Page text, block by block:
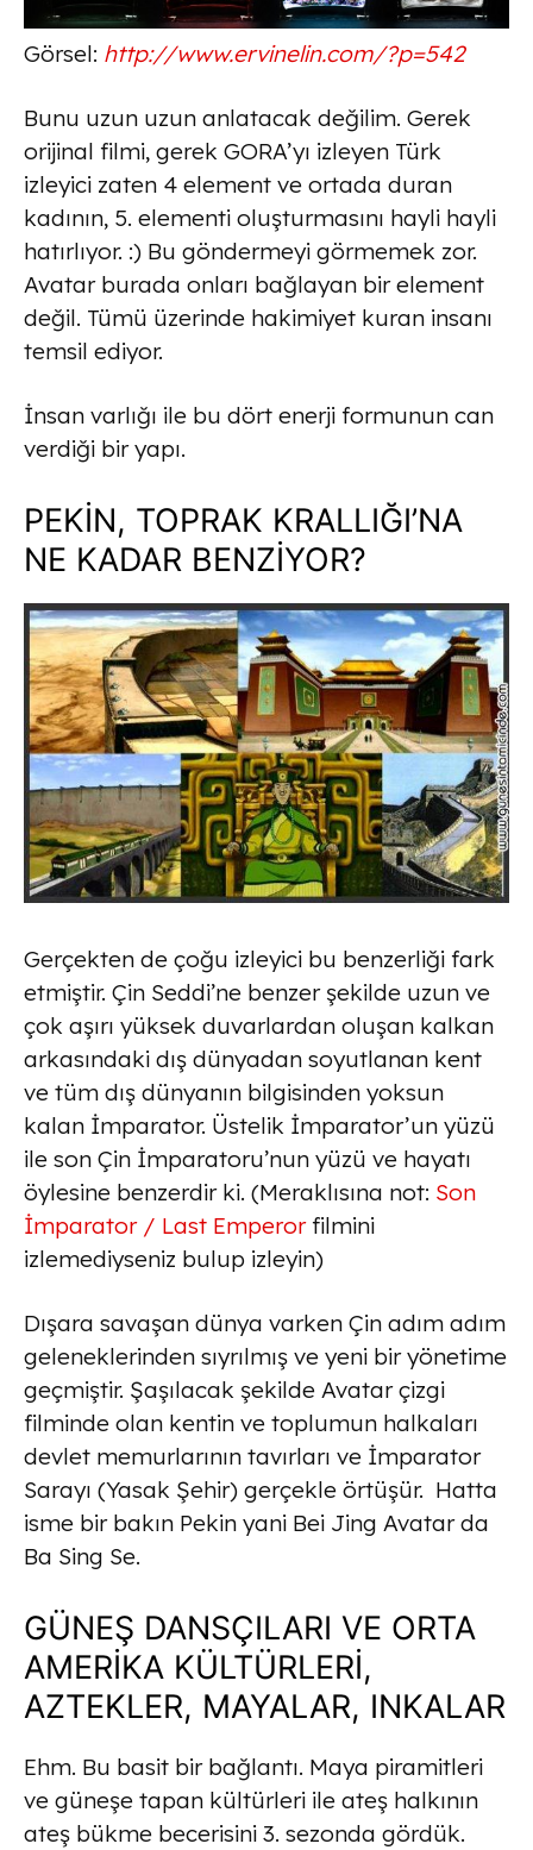
Görsel: http://www.ervinelin.com/?p=542
Bunu uzun uzun anlatacak değilim. Gerek
orijinal filmi, gerek GORA’yı izleyen Türk
izleyici zaten 4 element ve ortada duran
kadının, 5. elementi oluşturmasını hayli hayli
hatırlıyor. :) Bu göndermeyi görmemek zor.
Avatar burada onları bağlayan bir element
değil. Tümü üzerinde hakimiyet kuran insanı
temsil ediyor.
İnsan varlığı ile bu dört enerji formunun can
verdiği bir yapı.
PEKİN, TOPRAK KRALLIĞI’NA
NE KADAR BENZİYOR?
Gerçekten de çoğu izleyici bu benzerliği fark
etmiştir. Çin Seddi’ne benzer şekilde uzun ve
çok aşırı yüksek duvarlardan oluşan kalkan
arkasındaki dış dünyadan soyutlanan kent
ve tüm dış dünyanın bilgisinden yoksun
kalan İmparator. Üstelik İmparator’un yüzü
ile son Çin İmparatoru’nun yüzü ve hayatı
öylesine benzerdir ki. (Meraklısına not: Son
İmparator / Last Emperorfilmini
izlemediyseniz bulup izleyin)
Dışara savaşan dünya varken Çin adım adım
geleneklerinden sıyrılmış ve yeni bir yönetime
geçmiştir. Şaşılacak şekilde Avatar çizgi
filminde olan kentin ve toplumun halkaları
devlet memurlarının tavırları ve İmparator
Sarayı (Yasak Şehir) gerçekle örtüşür. Hatta
isme bir bakın Pekin yani Bei Jing Avatar da
Ba Sing Se.
GÜNEŞ DANSÇILARI VE ORTA
AMERİKA KÜLTÜRLERİ,
AZTEKLER, MAYALAR, INKALAR
Ehm. Bu basit bir bağlantı. Maya piramitleri
ve güneşe tapan kültürleri ile ateş halkının
ateş bükme becerisini 3. sezonda gördük.